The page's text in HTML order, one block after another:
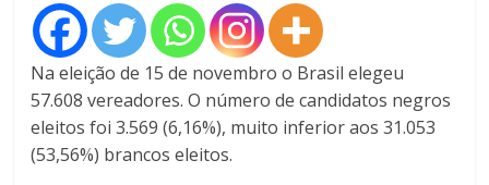
Na eleição de 15 de novembro o Brasil elegeu
57.608 vereadores. O número de candidatos negros
eleitos foi 3.569 (6,16%), muito inferior aos 31.053
(53,56%) brancos eleitos.